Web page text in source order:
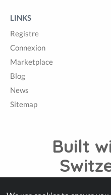
LINKS
Registre
Connexion
Marketplace
Blog
News
Sitemap
Built